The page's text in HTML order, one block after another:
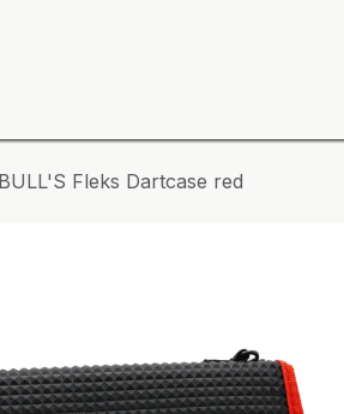
BULL'S Fleks Dartcase red